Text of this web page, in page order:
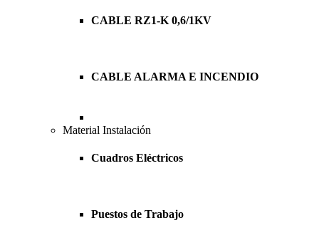
CABLE RZ1-K 0,6/1KV
CABLE ALARMA E INCENDIO
Material Instalación
Cuadros Eléctricos
Puestos de Trabajo